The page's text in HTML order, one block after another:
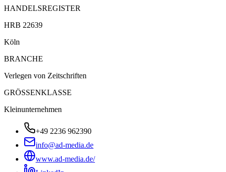
HANDELSREGISTER
HRB 22639
Köln
BRANCHE
Verlegen von Zeitschriften
GRÖSSENKLASSE
Kleinunternehmen
+49 2236 962390
info@ad-media.de
www.ad-media.de/